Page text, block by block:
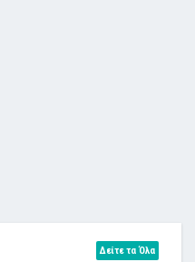
Δείτε τα Όλα